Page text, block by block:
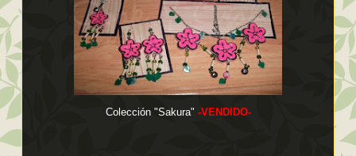
Colección "Sakura" -VENDIDO-